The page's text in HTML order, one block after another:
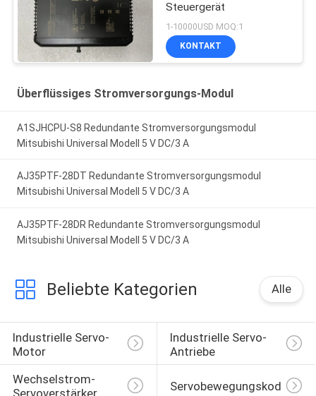
Steuergerät
1-10000USD MOQ:1
KONTAKT
Überflüssiges Stromversorgungs-Modul
A1SJHCPU-S8 Redundante Stromversorgungsmodul
Mitsubishi Universal Modell 5 V DC/3 A
AJ35PTF-28DT Redundante Stromversorgungsmodul
Mitsubishi Universal Modell 5 V DC/3 A
AJ35PTF-28DR Redundante Stromversorgungsmodul
Mitsubishi Universal Modell 5 V DC/3 A
Beliebte Kategorien Alle
Industrielle Servo-
Motor
Industrielle Servo-
Antriebe
Wechselstrom-
Servobewegungskodierer